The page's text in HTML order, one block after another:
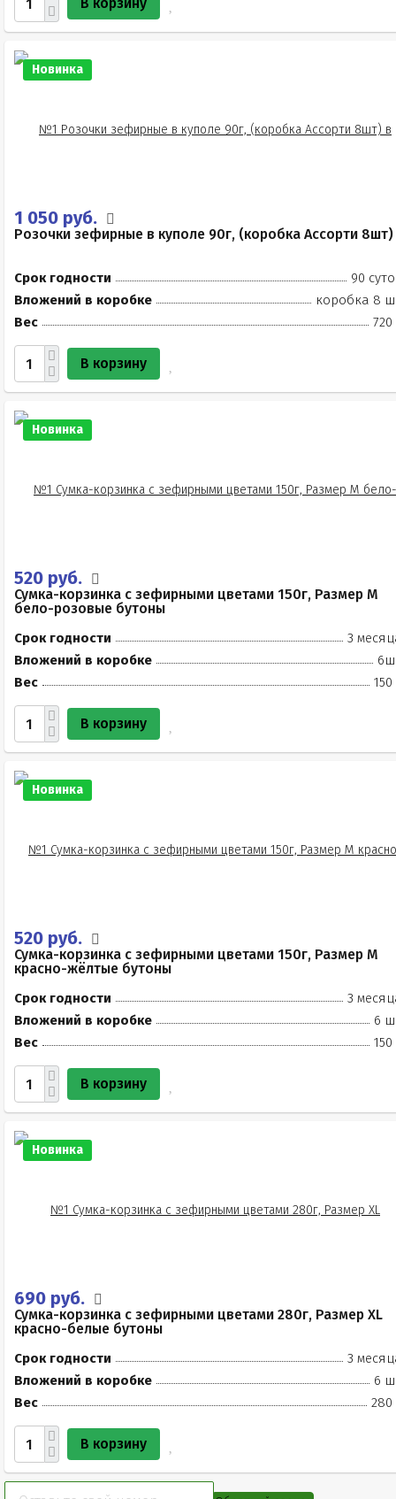
Новинка
1 050 руб.
Розочки зефирные в куполе 90г, (коробка Ассорти 8шт)
Срок годности
90
Вложений в коробке
коробка 8
Вес
720
В корзину
Новинка
520 руб.
Сумка-корзинка с зефирными цветами 150г, Размер М
бело-розовые бутоны
Срок годности
3
Вложений в коробке
Вес
150
В корзину
Новинка
520 руб.
Сумка-корзинка с зефирными цветами 150г, Размер М
красно-жёлтые бутоны
Срок годности
3
Вложений в коробке
6
Вес
150
В корзину
Новинка
690 руб.
Сумка-корзинка с зефирными цветами 280г, Размер XL
красно-белые бутоны
Срок годности
3
Вложений в коробке
6
Вес
280
В корзину